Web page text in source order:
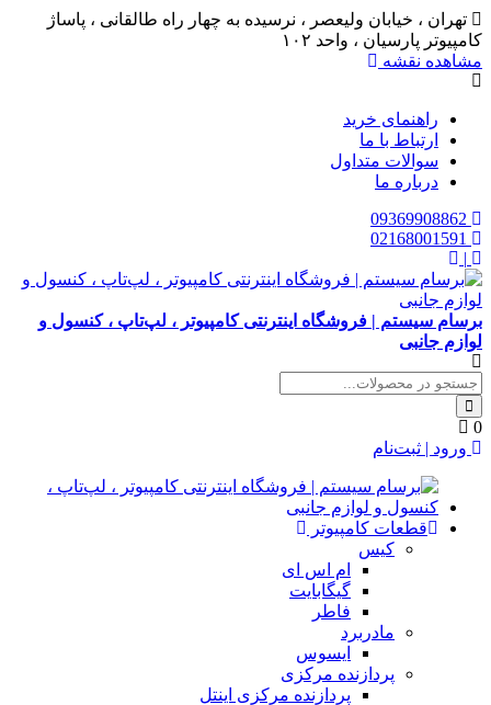
تهران ، خیابان ولیعصر ، نرسیده به چهار راه طالقانی ، پاساژ
کامپیوتر پارسیان ، واحد ۱۰۲
مشاهده نقشه
راهنمای خرید
ارتباط با ما
سوالات متداول
درباره ما
|
برسام سیستم | فروشگاه اینترنتی کامپیوتر ، لپ‌تاپ ، کنسول و
لوازم جانبی
0
ورود | ثبت‌نام
قطعات کامپیوتر
کیس
ام اس ای
گیگابایت
فاطر
مادربرد
ایسوس
پردازنده مرکزی
پردازنده مرکزی اینتل